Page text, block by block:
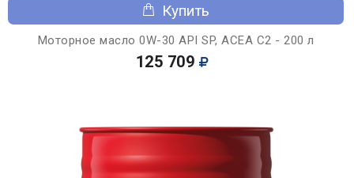
Купить
Моторное масло 0W-30 API SP, ACEA C2 - 200 л
125 709